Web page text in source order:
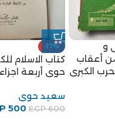
محمد
-8%
كتاب مقارنة
أحمد شلبي
أحمد شلبى
EGP490
450